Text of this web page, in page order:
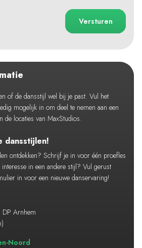
of de dansstijl wel bij je past. Vul het
mogelijk in om deel te nemen aan een
de locaties van MaxStudios.
dansstijlen!
ontdekken? Schrijf je in voor één proefles
in een andere stijl? Vul gerust
in voor een nieuwe danservaring!
Arnhem
Noord
Versturen